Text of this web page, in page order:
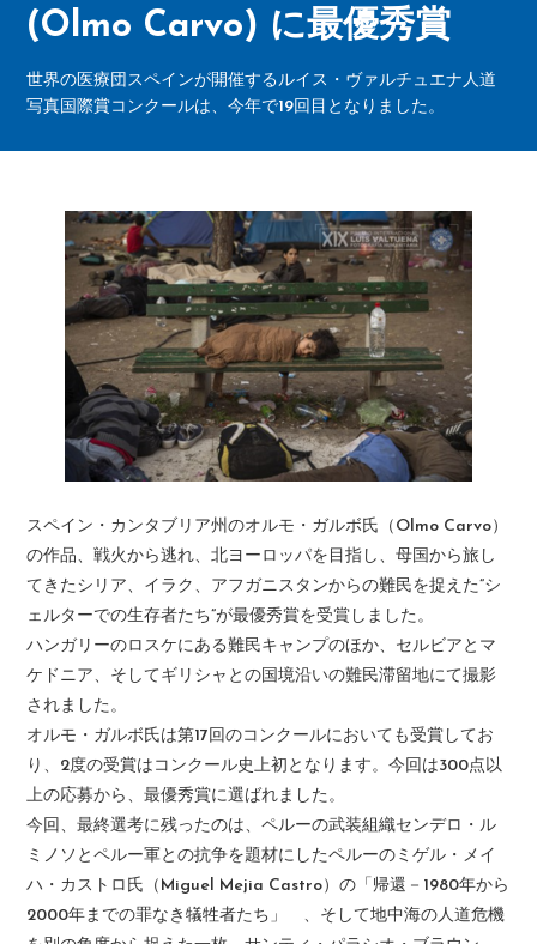
(Olmo Carvo) に最優秀賞
世界の医療団スペインが開催するルイス・ヴァルチュエナ人道
写真国際賞コンクールは、今年で19回目となりました。
スペイン・カンタブリア州のオルモ・ガルボ氏（Olmo Carvo）
の作品、戦火から逃れ、北ヨーロッパを目指し、母国から旅し
てきたシリア、イラク、アフガニスタンからの難民を捉えた”シ
ェルターでの生存者たち”が最優秀賞を受賞しました。
ハンガリーのロスケにある難民キャンプのほか、セルビアとマ
ケドニア、そしてギリシャとの国境沿いの難民滞留地にて撮影
されました。
オルモ・ガルボ氏は第17回のコンクールにおいても受賞してお
り、2度の受賞はコンクール史上初となります。今回は300点以
上の応募から、最優秀賞に選ばれました。
今回、最終選考に残ったのは、ペルーの武装組織センデロ・ル
ミノソとペルー軍との抗争を題材にしたペルーのミゲル・メイ
ハ・カストロ氏（Miguel Mejia Castro）の「帰還－1980年から
2000年までの罪なき犠牲者たち」 、そして地中海の人道危機